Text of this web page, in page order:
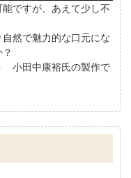
ですが、あえて少し不
然で魅力的な口元にな
小田中康裕氏の製作で